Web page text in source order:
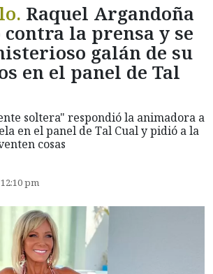
Raquel Argandoña
la prensa y se
galán de su
en el panel de Tal
soltera" respondió la animadora a
en el panel de Tal Cual y pidió a la
cosas
pm